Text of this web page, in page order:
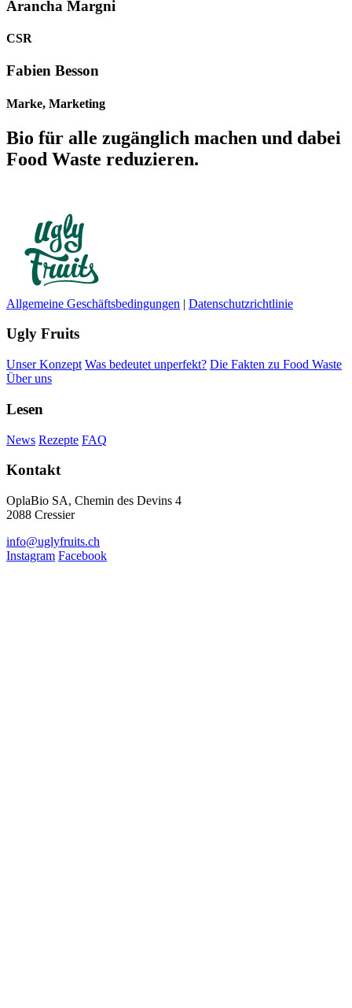
Arancha Margni
CSR
Fabien Besson
Marke, Marketing
Bio für alle zugänglich machen und dabei
Food Waste reduzieren.
Allgemeine Geschäftsbedingungen | Datenschutzrichtlinie
Ugly Fruits
Unser Konzept Was bedeutet unperfekt? Die Fakten zu Food Waste
Über uns
Lesen
News Rezepte FAQ
Kontakt
OplaBio SA, Chemin des Devins 4
2088 Cressier
info@uglyfruits.ch
Instagram Facebook